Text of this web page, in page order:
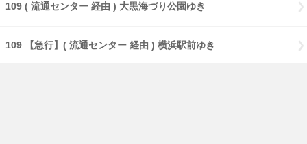
109 ( 流通センター 経由 ) 大黒海づり公園ゆき
109 【急行】( 流通センター 経由 ) 横浜駅前ゆき